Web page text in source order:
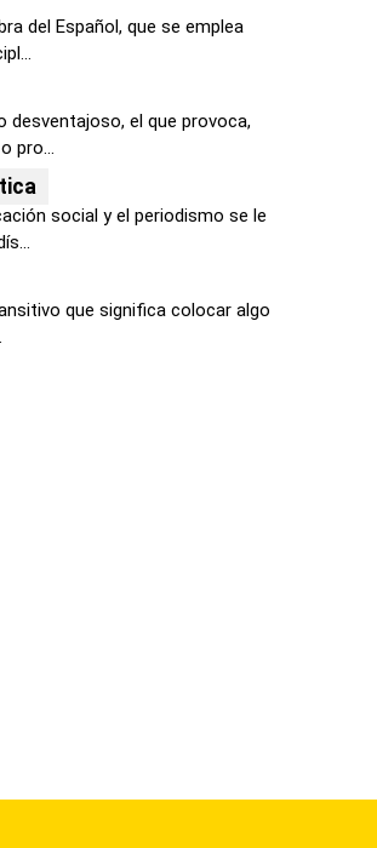
del Español, que se emplea
desventajoso, el que provoca,
pro...
social y el periodismo se le
que significa colocar algo